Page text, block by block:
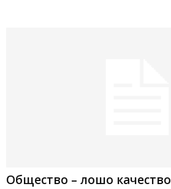
Общество – лошо качество